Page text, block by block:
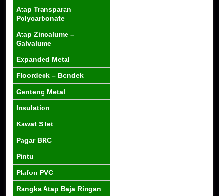
Atap Transparan
Polycarbonate
Atap Zincalume –
Galvalume
Expanded Metal
Floordeck – Bondek
Genteng Metal
Insulation
Kawat Silet
Pagar BRC
Pintu
Plafon PVC
Rangka Atap Baja Ringan